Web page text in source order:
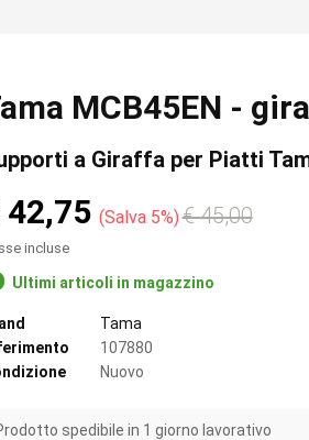
MCB45EN -
a Giraffa per Piatti
42,75 Salva 5% € 45,00
incluse
Ultimi articoli in magazzino
Tama
107880
Nuovo
spedibile in 1 giorno lavorativo